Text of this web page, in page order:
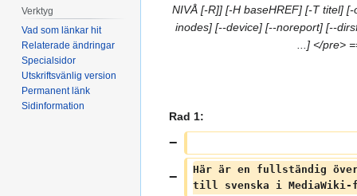
NIVÅ [-R]] [-H baseHREF] [-T titel]
inodes] [--device] [--noreport] [--
...] </pre>
Rad 1:
Här är en fullständig
till svenska i
Verktyg
Vad som länkar hit
Relaterade ändringar
Specialsidor
Utskriftsvänlig version
Permanent länk
Sidinformation